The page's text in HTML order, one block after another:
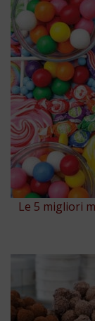
Le 5 migliori